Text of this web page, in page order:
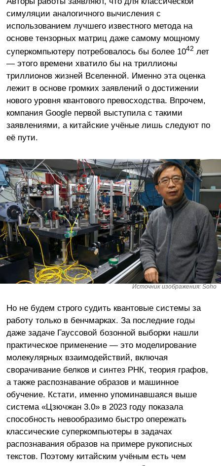
симуляции аналогичного вычисления с
использованием лучшего известного метода на
основе тензорных матриц даже самому мощному
суперкомпьютеру потребовалось бы более 1042 лет
— этого времени хватило бы на триллионы
триллионов жизней Вселенной. Именно эта оценка
лежит в основе громких заявлений о достижении
нового уровня квантового превосходства. Впрочем,
компания Google первой выступила с такими
заявлениями, а китайские учёные лишь следуют по
её пути.
Источник изображения: Soho
Но не будем строго судить квантовые системы за
работу только в бенчмарках. За последние годы
даже задаче Гауссовой бозонной выборки нашли
практическое применение — это моделирование
молекулярных взаимодействий, включая
сворачивание белков и синтез РНК, теория графов,
а также распознавание образов и машинное
обучение. Кстати, именно упоминавшаяся выше
система «Цзючжан 3.0» в 2023 году показала
способность невообразимо быстро опережать
классические суперкомпьютеры в задачах
распознавания образов на примере рукописных
текстов. Поэтому китайским учёным есть чем